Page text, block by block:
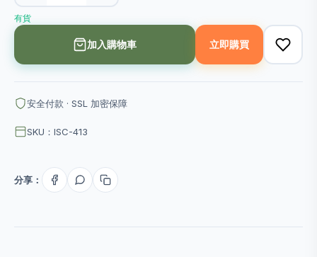
有貨
加入購物車 立即購買
安全付款 · SSL 加密保障
SKU：ISC-413
分享：